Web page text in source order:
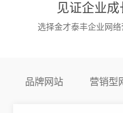
见证企业
选择金才泰丰企业网
品牌网站 营销型